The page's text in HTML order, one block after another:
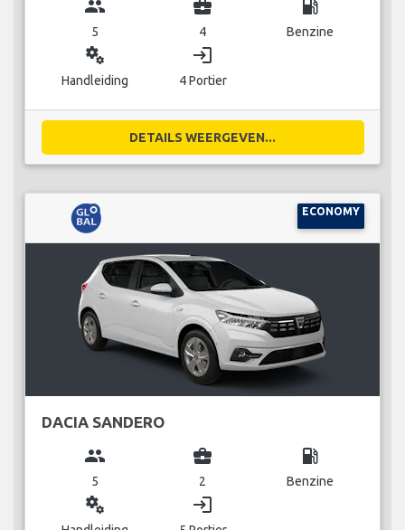
group
5
business_center
4
local_gas_station
Benzine
miscellaneous_services
Handleiding
login
4 Portier
DETAILS WEERGEVEN...
ECONOMY
DACIA SANDERO
group
5
business_center
2
local_gas_station
Benzine
miscellaneous_services login